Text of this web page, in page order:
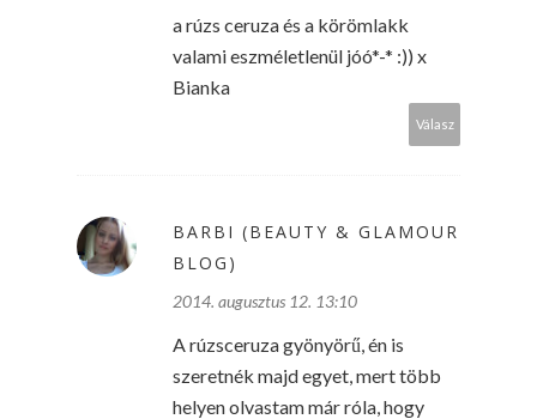
a rúzs ceruza és a körömlakk
valami eszméletlenül jóó*-* :)) x
Bianka
Válasz
BARBI (BEAUTY & GLAMOUR
BLOG)
2014. augusztus 12. 13:10
A rúzsceruza gyönyörű, én is
szeretnék majd egyet, mert több
helyen olvastam már róla, hogy